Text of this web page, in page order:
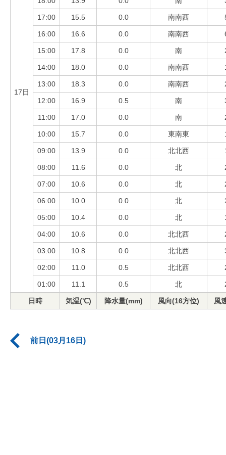
17日
17:00 15.5 0.0 南南西
16:00 16.6 0.0 南南西
15:00 17.8 0.0 南
14:00 18.0 0.0 南南西
13:00 18.3 0.0 南南西
12:00 16.9 0.5 南
11:00 17.0 0.0 南
10:00 15.7 0.0 東南東
09:00 13.9 0.0 北北西
08:00 11.6 0.0 北
07:00 10.6 0.0 北
06:00 10.0 0.0 北
05:00 10.4 0.0 北
04:00 10.6 0.0 北北西
03:00 10.8 0.0 北北西
02:00 11.0 0.5 北北西
01:00 11.1 0.5 北
日時 気温(℃) 降水量(mm) 風向(16方位) 風
前日(03月16日)